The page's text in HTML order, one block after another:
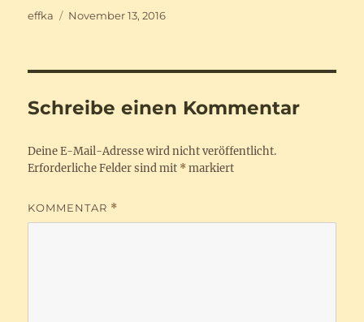
Autor
effka
Veröffentlicht
November 13, 2016
Schreibe einen Kommentar
Deine E-Mail-Adresse wird nicht veröffentlicht.
Erforderliche Felder sind mit * markiert
KOMMENTAR *